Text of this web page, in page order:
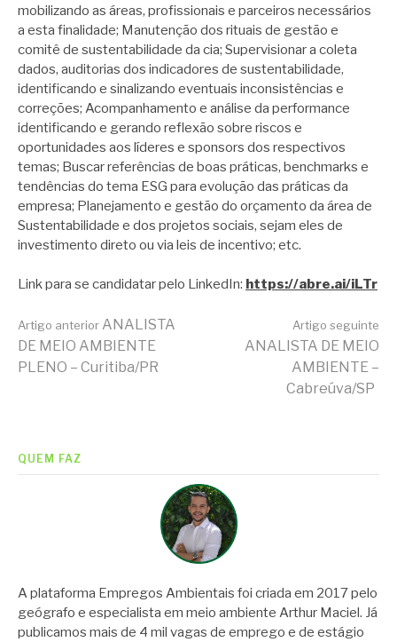
mobilizando as áreas, profissionais e parceiros necessários
a esta finalidade; Manutenção dos rituais de gestão e
comitê de sustentabilidade da cia; Supervisionar a coleta
dados, auditorias dos indicadores de sustentabilidade,
identificando e sinalizando eventuais inconsistências e
correções; Acompanhamento e análise da performance
identificando e gerando reflexão sobre riscos e
oportunidades aos líderes e sponsors dos respectivos
temas; Buscar referências de boas práticas, benchmarks e
tendências do tema ESG para evolução das práticas da
empresa; Planejamento e gestão do orçamento da área de
Sustentabilidade e dos projetos sociais, sejam eles de
investimento direto ou via leis de incentivo; etc.
Link para se candidatar pelo LinkedIn: https://abre.ai/iLTr
Continue
Artigo anterior ANALISTA
DE MEIO AMBIENTE
PLENO – Curitiba/PR
Artigo seguinte
ANALISTA DE MEIO
AMBIENTE –
Cabreúva/SP
QUEM FAZ
A plataforma Empregos Ambientais foi criada em 2017 pelo
geógrafo e especialista em meio ambiente Arthur Maciel. Já
publicamos mais de 4 mil vagas de emprego e de estágio